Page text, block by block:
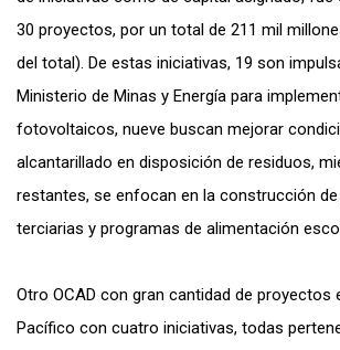
30 proyectos, por un total de 211 mil
del total). De estas iniciativas, 19 son
Ministerio de Minas y Energía para
fotovoltaicos, nueve buscan mejorar
alcantarillado en disposición de residuos,
restantes, se enfocan en la construcción de
terciarias y programas de alimentación
Otro OCAD con gran cantidad de proyectos
Pacífico con cuatro iniciativas, todas